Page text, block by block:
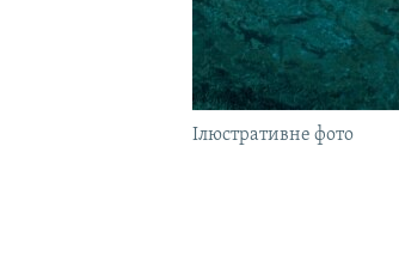
Ілюстративне фото